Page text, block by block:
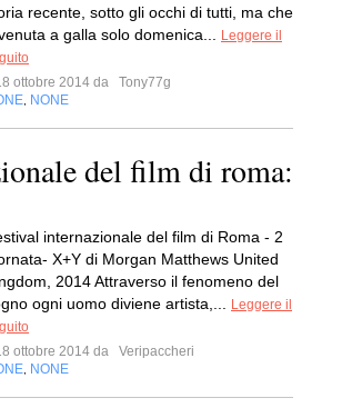
recente, sotto gli occhi di tutti, ma che
a galla solo domenica...
Leggere il
ottobre 2014 da
Tony77g
NONE
del film di roma:
internazionale del film di Roma - 2
X+Y di Morgan Matthews United
2014 Attraverso il fenomeno del
ogni uomo diviene artista,...
Leggere il
ottobre 2014 da
Veripaccheri
NONE